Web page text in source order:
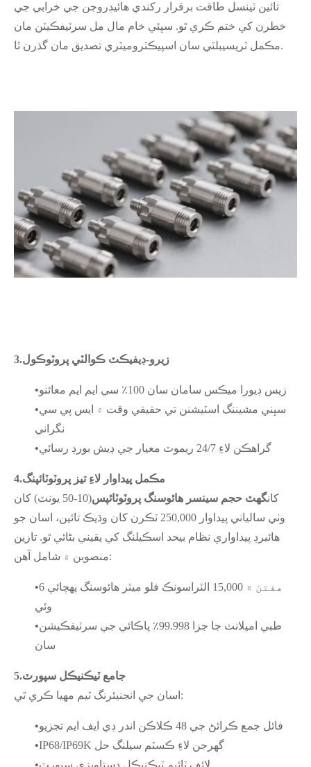
تائين ٽينسل طاقت برقرار رکندي هائيڊروجن جي خرابي جي
خطرن کي ختم ڪري ٿو. سڀئي خام مال مل سرٽيفڪيٽن مان
مڪمل ٽريسيبلٽي سان اسپيڪٽروميٽري تصديق مان گذرن ٿا.
3.زيرو-ڊيفيڪٽ ڪوالٽي پروٽوڪول
•
زيس ڊيورا ميڪس سامان سان 100٪ سي ايم ايم معائنو
•سڀني مشيننگ اسٽيشنن تي حقيقي وقت ۾ ايس پي سي
نگراني
•
گراهڪن لاءِ 24/7 ريموٽ معيار جي ڊيش بورڊ رسائي
4.مڪمل پيداوار لاءِ تيز پروٽوٽائپنگ
کانگھٽ حجم سينسر هائوسنگ پروٽوٽائپس
(10-50 يونٽ) کان
وٺي سالياني پيداوار 250,000 ٽڪرن کان وڌيڪ تائين، اسان جو
هائبرڊ پيداواري نظام بيحد اسڪيلنگ کي يقيني بڻائي ٿو. تازين
منصوبن ۾ شامل آهن:
•6 هفتن ۾ 15,000 الٽراسونڪ فلو ميٽر هائوسنگ پهچائي
وئي
•طبي امپلانٽ جا جزا 99.998٪ پاڪائي جي سرٽيفڪيشن
سان
5.جامع ٽيڪنيڪل سپورٽ
اسان جي انجنيئرنگ ٽيم مهيا ڪري ٿي:
•
فائل جمع ڪرائڻ جي 48 ڪلاڪن اندر ڊي ايف ايم تجزيو
•
IP68/IP69K گهرجن لاءِ ڪسٽم سيلنگ حل
•لائف ٽائيم ٽيڪنيڪل دستاويزي سپورٽ